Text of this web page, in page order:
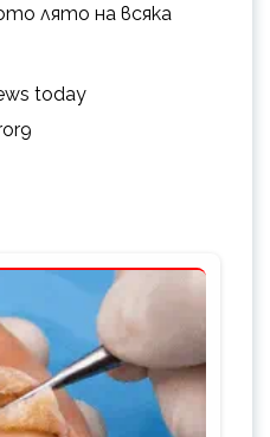
лято на всяка
today